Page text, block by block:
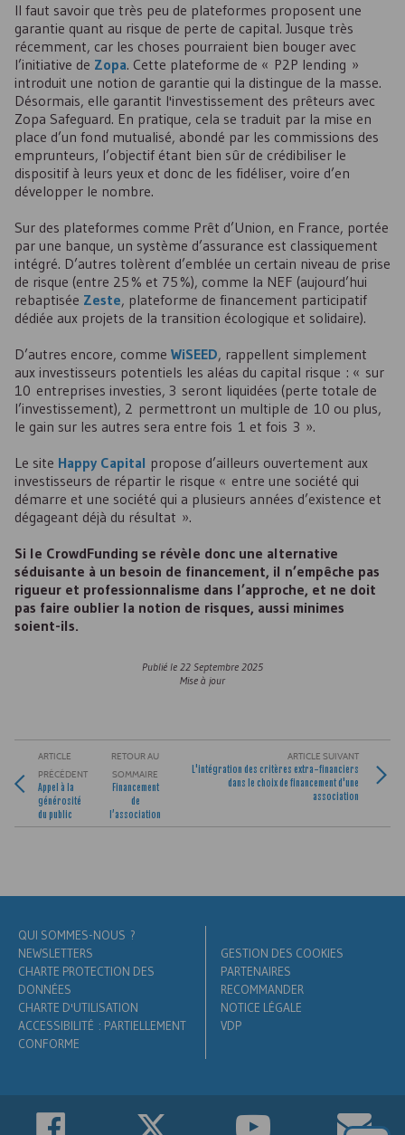
Il faut savoir que très peu de plateformes proposent une
garantie quant au risque de perte de capital. Jusque très
récemment, car les choses pourraient bien bouger avec
l’initiative de Zopa. Cette plateforme de « P2P lending »
introduit une notion de garantie qui la distingue de la masse.
Désormais, elle garantit l'investissement des prêteurs avec
Zopa Safeguard. En pratique, cela se traduit par la mise en
place d’un fond mutualisé, abondé par les commissions des
emprunteurs, l’objectif étant bien sûr de crédibiliser le
dispositif à leurs yeux et donc de les fidéliser, voire d’en
développer le nombre.
Sur des plateformes comme Prêt d’Union, en France, portée
par une banque, un système d’assurance est classiquement
intégré. D’autres tolèrent d’emblée un certain niveau de prise
de risque (entre 25 % et 75 %), comme la NEF (aujourd’hui
rebaptisée Zeste, plateforme de financement participatif
dédiée aux projets de la transition écologique et solidaire).
D’autres encore, comme WiSEED, rappellent simplement
aux investisseurs potentiels les aléas du capital risque : « sur
10 entreprises investies, 3 seront liquidées (perte totale de
l’investissement), 2 permettront un multiple de 10 ou plus,
le gain sur les autres sera entre fois 1 et fois 3 ».
Le site Happy Capital propose d’ailleurs ouvertement aux
investisseurs de répartir le risque « entre une société qui
démarre et une société qui a plusieurs années d’existence et
dégageant déjà du résultat ».
Si le CrowdFunding se révèle donc une alternative
séduisante à un besoin de financement, il n’empêche pas
rigueur et professionnalisme dans l’approche, et ne doit
pas faire oublier la notion de risques, aussi minimes
soient-ils.
Publié le 22 Septembre 2025
Mise à jour
ARTICLE
PRÉCÉDENT
Appel à la
générosité
du public
RETOUR AU
SOMMAIRE
Financement
de
l’association
ARTICLE SUIVANT
L'intégration des critères extra-financiers
dans le choix de financement d'une
association
QUI SOMMES-NOUS ?
NEWSLETTERS
CHARTE PROTECTION DES
DONNÉES
CHARTE D'UTILISATION
ACCESSIBILITÉ : PARTIELLEMENT
CONFORME
GESTION DES COOKIES
PARTENAIRES
RECOMMANDER
NOTICE LÉGALE
VDP